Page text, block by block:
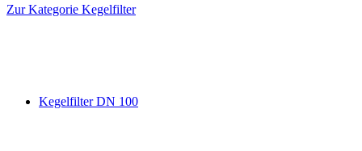
Zur Kategorie Kegelfilter
Kegelfilter DN 100